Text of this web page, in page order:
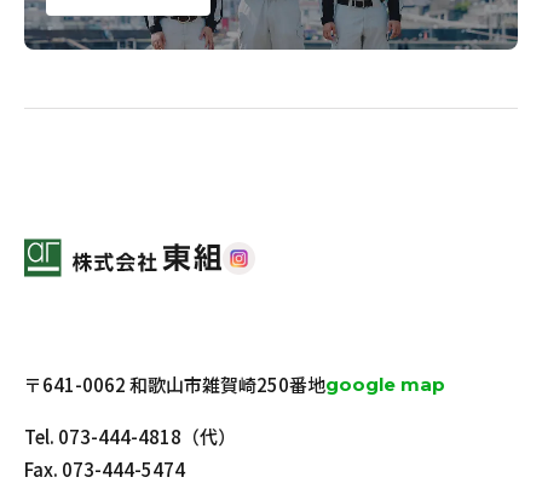
〒641-0062 和歌山市雑賀崎250番地google map
Tel. 073-444-4818 （代）
Fax. 073-444-5474